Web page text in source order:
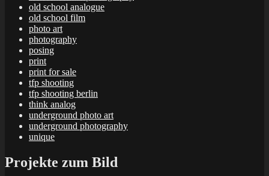
old school analogue
old school film
photo art
photography
posing
print
print for sale
tfp shooting
tfp shooting berlin
think analog
underground photo art
underground photography
unique
Projekte zum Bild